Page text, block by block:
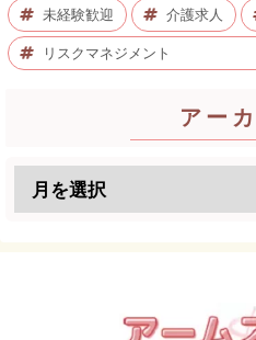
未経験歓迎 介護求人
リスクマネジメント
アー